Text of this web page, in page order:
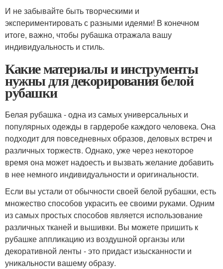
И не забывайте быть творческими и
экспериментировать с разными идеями! В конечном
итоге, важно, чтобы рубашка отражала вашу
индивидуальность и стиль.
Какие материалы и инструменты
нужны для декорирования белой
рубашки
Белая рубашка - одна из самых универсальных и
популярных одежды в гардеробе каждого человека. Она
подходит для повседневных образов, деловых встреч и
различных торжеств. Однако, уже через некоторое
время она может надоесть и вызвать желание добавить
в нее немного индивидуальности и оригинальности.
Если вы устали от обычности своей белой рубашки, есть
множество способов украсить ее своими руками. Одним
из самых простых способов является использование
различных тканей и вышивки. Вы можете пришить к
рубашке аппликацию из воздушной органзы или
декоративной ленты - это придаст изысканности и
уникальности вашему образу.